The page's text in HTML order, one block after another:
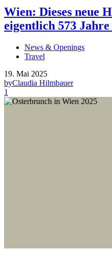
Wien: Dieses neue
eigentlich 573
News & Openings
Travel
19. Mai 2025
byClaudia Hilmbauer
1